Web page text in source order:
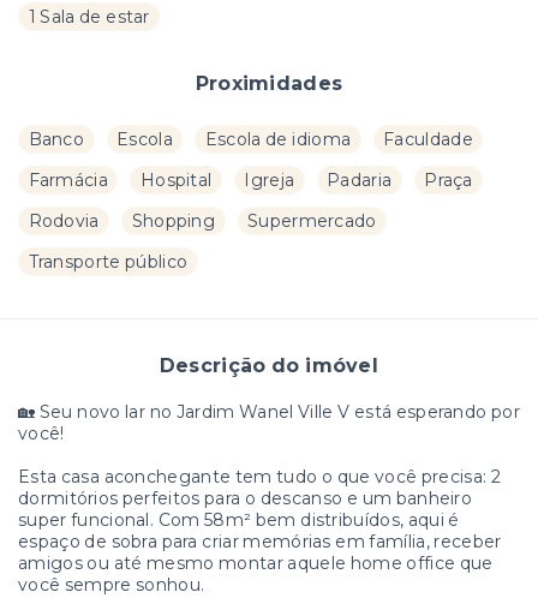
1 Sala de estar
Proximidades
Banco Escola Escola de idioma
Faculdade
Farmácia
Hospital Igreja Padaria
Praça
Rodovia
Shopping
Supermercado
Transporte público
Descrição do imóvel
🏡 Seu novo lar no Jardim Wanel Ville V está esperando por
você!
Esta casa aconchegante tem tudo o que você precisa: 2
dormitórios perfeitos para o descanso e um banheiro
super funcional. Com 58m² bem distribuídos, aqui é
espaço de sobra para criar memórias em família, receber
amigos ou até mesmo montar aquele home office que
você sempre sonhou.